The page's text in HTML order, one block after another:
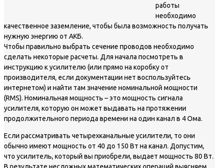
работы
необходимо
качественное заземление, чтобы была возможность получать
нужную энергию от АКБ.
Чтобы правильно выбрать сечение проводов необходимо
сделать некоторые расчеты. Для начала посмотреть в
инструкцию к усилителю (или прямо на коробку от
производителя, если документации нет воспользуйтесь
интернетом) и найти там значение номинальной мощности
(RMS). Номинальная мощность – это мощность сигнала
усилителя, которую он может выдавать на протяжении
продолжительного периода времени на один канал в 4 Ома.
Если рассматривать четырехканальные усилители, то они
обычно имеют мощность от 40 до 150 Вт на канал. Допустим,
что усилитель, который вы приобрели, выдает мощность 80 Вт.